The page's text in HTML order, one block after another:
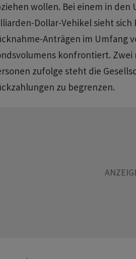
wollen. Bei einem in den
Dollar-Vehikel ​sieht sich
Anträgen im ​Umfang
konfrontiert.
zufolge steht die
‌zu begrenzen.